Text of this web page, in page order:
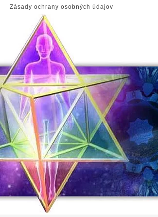
Zásady ochrany osobných údajov